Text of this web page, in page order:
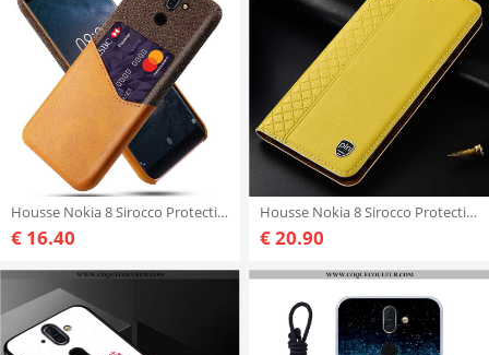
Housse Nokia 8 Sirocco Protection Étui Coque, Nokia 8 Sirocco Cuir Tissu Khaki
€ 16.40
Housse Nokia 8 Sirocco Protection Étui Téléphone Portable, Nokia 8 Sirocco Cuir Véritable Jaune
€ 20.90